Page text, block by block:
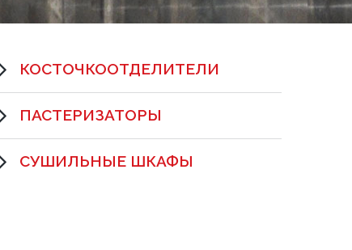
КОСТОЧКООТДЕЛИТЕЛИ
ПАСТЕРИЗАТОРЫ
СУШИЛЬНЫЕ ШКАФЫ